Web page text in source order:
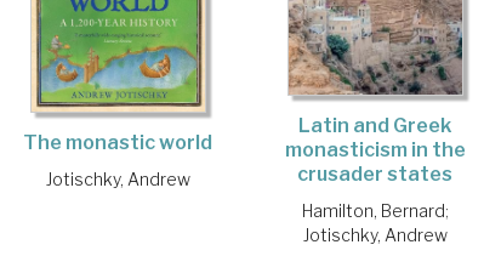
The monastic world
Jotischky, Andrew
Latin and Greek
monasticism in the
crusader states
Hamilton, Bernard;
Jotischky, Andrew